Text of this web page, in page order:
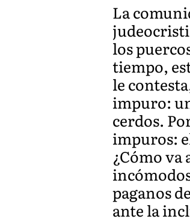
La
los
tiempo,
le
impuro:
cerdos.
impuros:
¿Cómo
paganos
ante la